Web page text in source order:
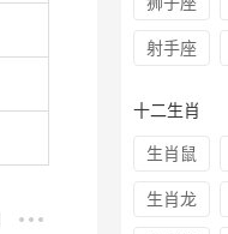
射手座
十二生肖
生肖鼠
生肖龙